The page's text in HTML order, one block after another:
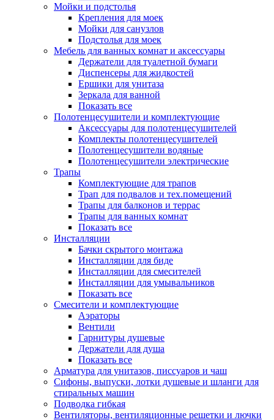
Мойки и подстолья
Крепления для моек
Мойки для санузлов
Подстолья для моек
Мебель для ванных комнат и аксессуары
Держатели для туалетной бумаги
Диспенсеры для жидкостей
Ершики для унитаза
Зеркала для ванной
Показать все
Полотенцесушители и комплектующие
Аксессуары для полотенцесушителей
Комплекты полотенцесушителей
Полотенцесушители водяные
Полотенцесушители электрические
Трапы
Комплектующие для трапов
Трап для подвалов и тех.помещений
Трапы для балконов и террас
Трапы для ванных комнат
Показать все
Инсталляции
Бачки скрытого монтажа
Инсталляции для биде
Инсталляции для смесителей
Инсталляции для умывальников
Показать все
Смесители и комплектующие
Аэраторы
Вентили
Гарнитуры душевые
Держатели для душа
Показать все
Арматура для унитазов, писсуаров и чаш
Сифоны, выпуски, лотки душевые и шланги для
стиральных машин
Подводка гибкая
Вентиляторы, вентиляционные решетки и лючки